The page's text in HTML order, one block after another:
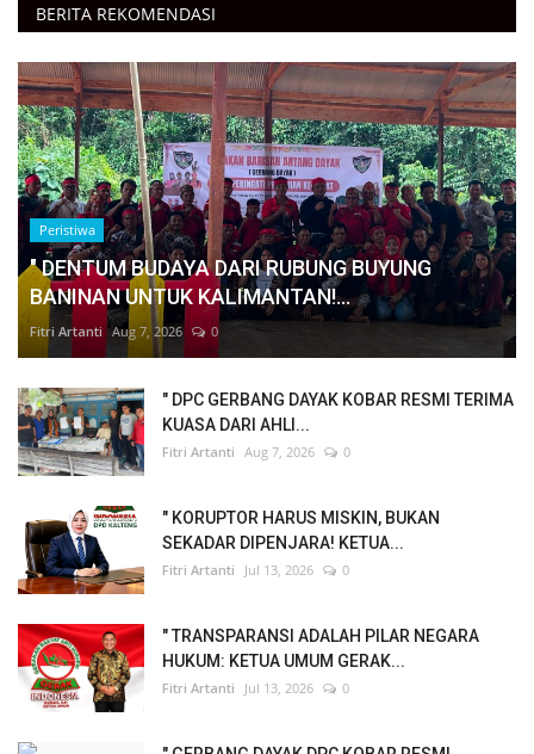
BERITA REKOMENDASI
Peristiwa
" DENTUM BUDAYA DARI RUBUNG BUYUNG
BANINAN UNTUK KALIMANTAN!...
Fitri Artanti Aug 7, 2026 0
" DPC GERBANG DAYAK KOBAR RESMI TERIMA
KUASA DARI AHLI...
Fitri Artanti Aug 7, 2026 0
" KORUPTOR HARUS MISKIN, BUKAN
SEKADAR DIPENJARA! KETUA...
Fitri Artanti Jul 13, 2026 0
" TRANSPARANSI ADALAH PILAR NEGARA
HUKUM: KETUA UMUM GERAK...
Fitri Artanti Jul 13, 2026 0